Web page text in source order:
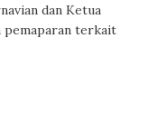
dan Ketua
pemaparan terkait